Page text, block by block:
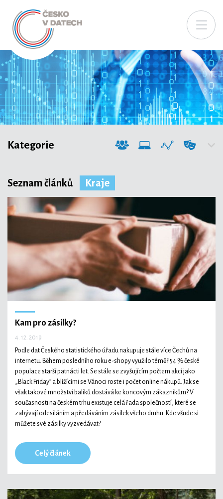
Kategorie
Společnost
Technologie
Ekonomika a byznys
Kultura a sport
Seznam článků Kraje
Kam pro zásilky?
4. 12. 2019
Podle dat Českého statistického úřadu nakupuje stále více Čechů na
internetu. Během posledního roku e-shopy využilo téměř 54 % české
populace starší patnácti let. Se stále se zvyšujícím počtem akcí jako
„Black Friday” a blížícími se Vánoci roste i počet online nákupů. Jak se
však takové množství balíků dostává ke koncovým zákazníkům? V
současnosti na českém trhu existuje celá řada společností, které se
zabývají odesíláním a předáváním zásilek všeho druhu. Kde všude si
můžete své zásilky vyzvedávat?
Celý článek